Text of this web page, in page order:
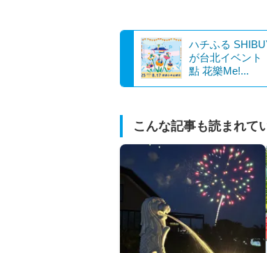
ハチふる
が台北イベント
點 花樂Me!...
こんな記事も読まれて